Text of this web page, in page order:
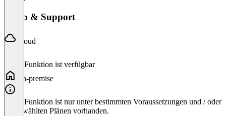
Setup & Support
Cloud
Diese Funktion ist verfügbar
On-premise
Diese Funktion ist nur unter bestimmten Voraussetzungen und / oder
ausgewählten Plänen vorhanden.